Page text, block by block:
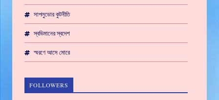
সাপলুডোর কুটনীতি
স্বভিমানের স্বদেশ
স্মরণে আসে মোরে
FOLLOWERS